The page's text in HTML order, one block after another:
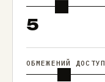
5
ОБМЕЖЕНИЙ ДОСТУП